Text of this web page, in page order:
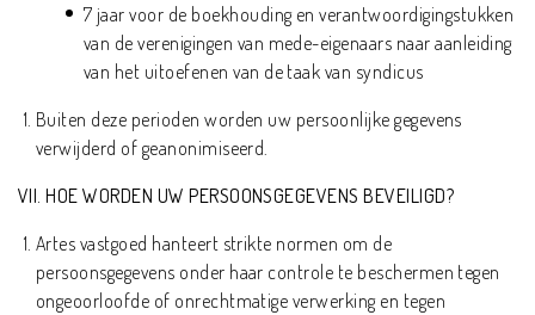
7 jaar voor de boekhouding en verantwoordigingstukken
van de verenigingen van mede-eigenaars naar aanleiding
van het uitoefenen van de taak van syndicus
Buiten deze perioden worden uw persoonlijke gegevens
verwijderd of geanonimiseerd.
VII. HOE WORDEN UW PERSOONSGEGEVENS BEVEILIGD?
Artes vastgoed hanteert strikte normen om de
persoonsgegevens onder haar controle te beschermen tegen
ongeoorloofde of onrechtmatige verwerking en tegen